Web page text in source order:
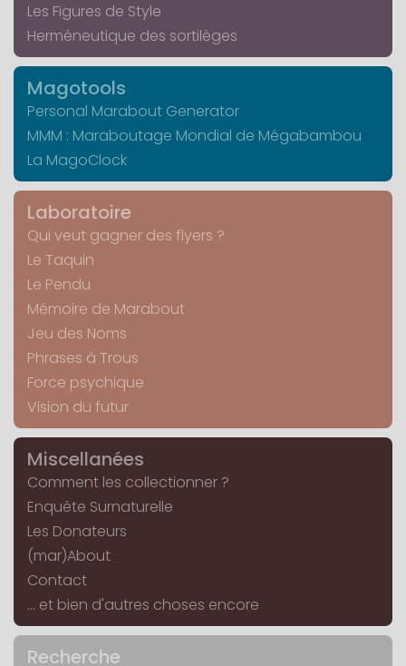
Les Figures de Style
Herméneutique des sortilèges
Magotools
Personal Marabout Generator
MMM : Maraboutage Mondial de Mégabambou
La MagoClock
Laboratoire
Qui veut gagner des flyers ?
Le Taquin
Le Pendu
Mémoire de Marabout
Jeu des Noms
Phrases à Trous
Force psychique
Vision du futur
Miscellanées
Comment les collectionner ?
Enquête Surnaturelle
Les Donateurs
(mar)About
Contact
... et bien d'autres choses encore
Recherche